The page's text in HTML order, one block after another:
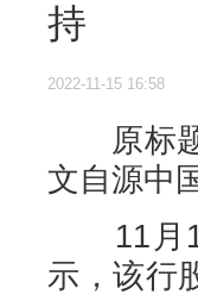
持
2022-11-15 16:58
原标题
文自源中
11月14
示，该行